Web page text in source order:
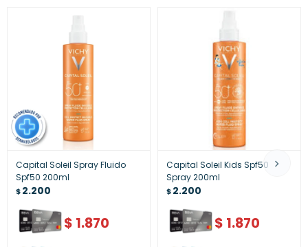
Capital Soleil Spray Fluido
Spf50 200ml
$2.200
$ 1.870
Capital Soleil Kids Spf50
Spray 200ml
$2.200
$ 1.870